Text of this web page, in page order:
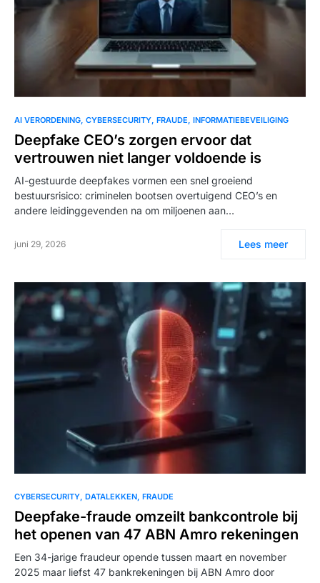
AI VERORDENING CYBERSECURITY FRAUDE INFORMATIEBEVEILIGING
Deepfake CEO’s zorgen ervoor dat
vertrouwen niet langer voldoende is
AI-gestuurde deepfakes vormen een snel groeiend
bestuursrisico: criminelen bootsen overtuigend CEO’s en
andere leidinggevenden na om miljoenen aan…
juni 29, 2026 Lees meer
CYBERSECURITY DATALEKKEN FRAUDE
Deepfake-fraude omzeilt bankcontrole bij
het openen van 47 ABN Amro rekeningen
Een 34-jarige fraudeur opende tussen maart en november
2025 maar liefst 47 bankrekeningen bij ABN Amro door